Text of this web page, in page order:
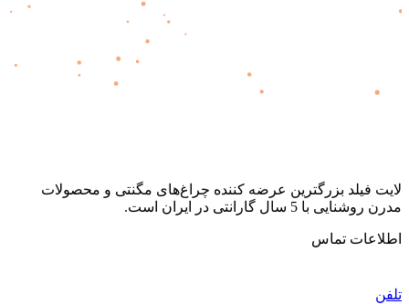
لایت فیلد بزرگترین عرضه کننده چراغ‌های مگنتی و محصولات
مدرن روشنایی با 5 سال گارانتی در ایران است.
اطلاعات تماس
تلفن